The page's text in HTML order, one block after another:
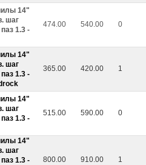
14"
шаг
1.3 -
474.00 540.00 0
14"
шаг
1.3 -
365.00 420.00 1
14"
шаг
1.3 -
515.00 590.00 0
14"
шаг
1.3 -
800.00 910.00 1